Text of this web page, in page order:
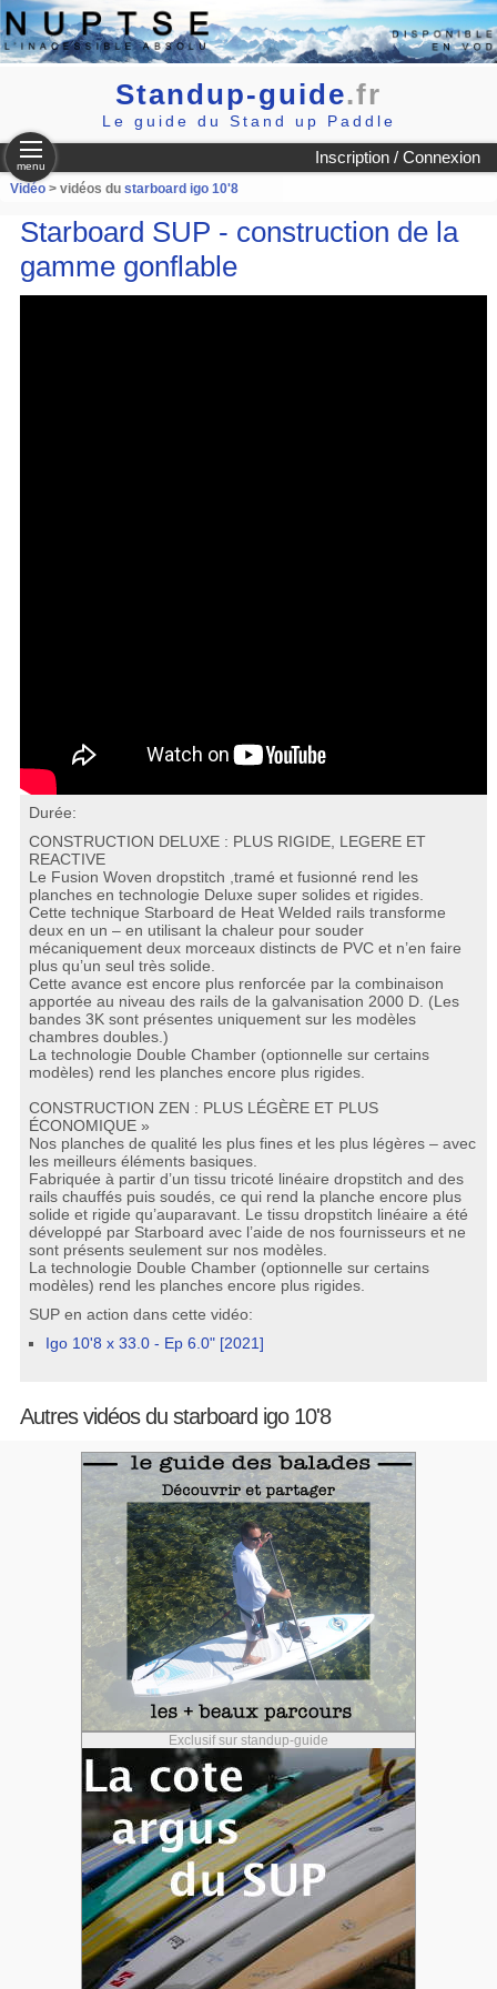
Standup-guide.fr
Le guide du Stand up Paddle
Inscription / Connexion
menu
Vidéo> vidéos du starboard igo 10'8
Starboard SUP - construction de la
gamme gonflable
Durée:
CONSTRUCTION DELUXE : PLUS RIGIDE, LEGERE ET
REACTIVE
Le Fusion Woven dropstitch ,tramé et fusionné rend les
planches en technologie Deluxe super solides et rigides.
Cette technique Starboard de Heat Welded rails transforme
deux en un – en utilisant la chaleur pour souder
mécaniquement deux morceaux distincts de PVC et n’en faire
plus qu’un seul très solide.
Cette avance est encore plus renforcée par la combinaison
apportée au niveau des rails de la galvanisation 2000 D. (Les
bandes 3K sont présentes uniquement sur les modèles
chambres doubles.)
La technologie Double Chamber (optionnelle sur certains
modèles) rend les planches encore plus rigides.
CONSTRUCTION ZEN : PLUS LÉGÈRE ET PLUS
ÉCONOMIQUE »
Nos planches de qualité les plus fines et les plus légères – avec
les meilleurs éléments basiques.
Fabriquée à partir d’un tissu tricoté linéaire dropstitch and des
rails chauffés puis soudés, ce qui rend la planche encore plus
solide et rigide qu’auparavant. Le tissu dropstitch linéaire a été
développé par Starboard avec l’aide de nos fournisseurs et ne
sont présents seulement sur nos modèles.
La technologie Double Chamber (optionnelle sur certains
modèles) rend les planches encore plus rigides.
SUP en action dans cette vidéo:
Igo 10'8 x 33.0 - Ep 6.0" [2021]
Autres vidéos du starboard igo 10'8
Exclusif sur standup-guide